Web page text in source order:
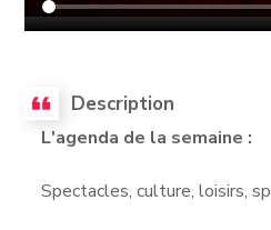
Description
L'agenda de la semaine :
Spectacles, culture, loisirs,